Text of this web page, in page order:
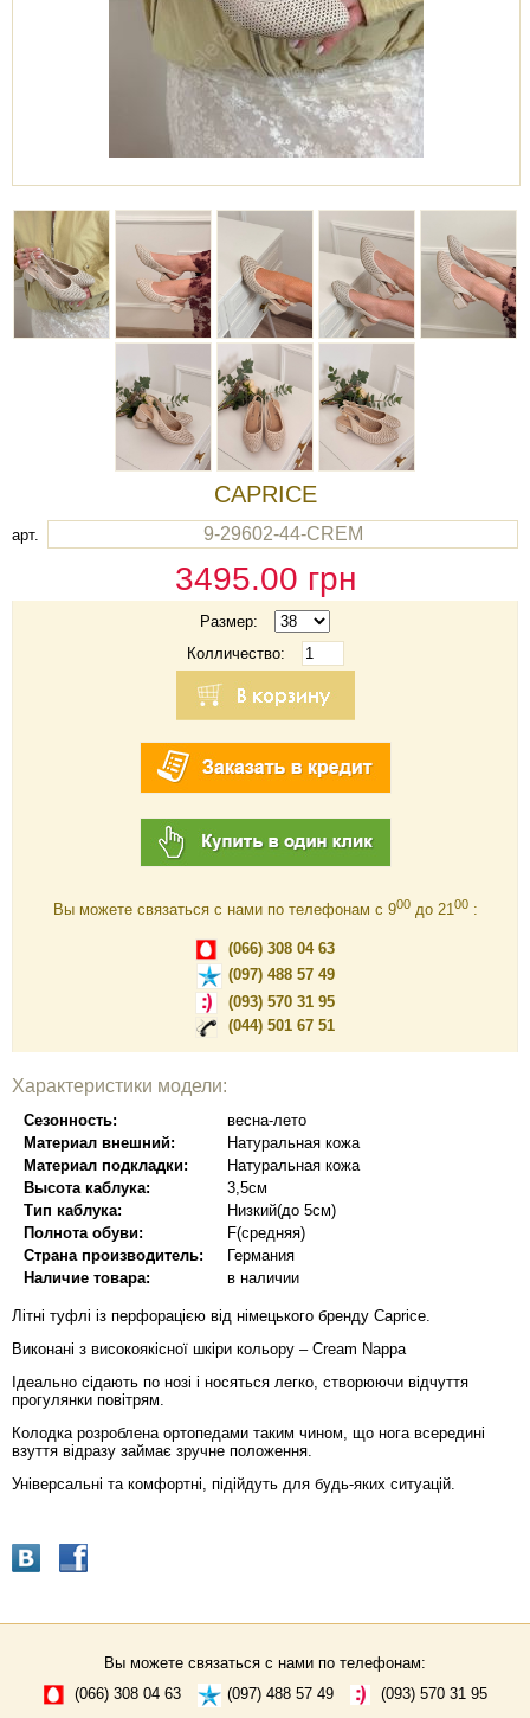
CAPRICE
арт. 9-29602-44-CREM
3495.00 грн
Размер:
Колличество:
Вы можете связаться с нами по телефонам c 900до 2100:
(066) 308 04 63
(097) 488 57 49
(093) 570 31 95
(044) 501 67 51
Характеристики модели:
Сезонность:
весна-лето
Материал внешний:
Натуральная кожа
Материал подкладки:
Натуральная кожа
Высота каблука:
3,5см
Тип каблука:
Низкий(до 5см)
Полнота обуви:
F(средняя)
Страна производитель:
Германия
Наличие товара:
в наличии
Літні туфлі із перфорацією від німецького бренду Caprice.
Виконані з високоякісної шкіри кольору – Cream Nappa
Ідеально сідають по нозі і носяться легко, створюючи відчуття
прогулянки повітрям.
Колодка розроблена ортопедами таким чином, що нога всередині
взуття відразу займає зручне положення.
Універсальні та комфортні, підійдуть для будь-яких ситуацій.
Вы можете связаться с нами по телефонам:
(066) 308 04 63
(097) 488 57 49 (093) 570 31 95